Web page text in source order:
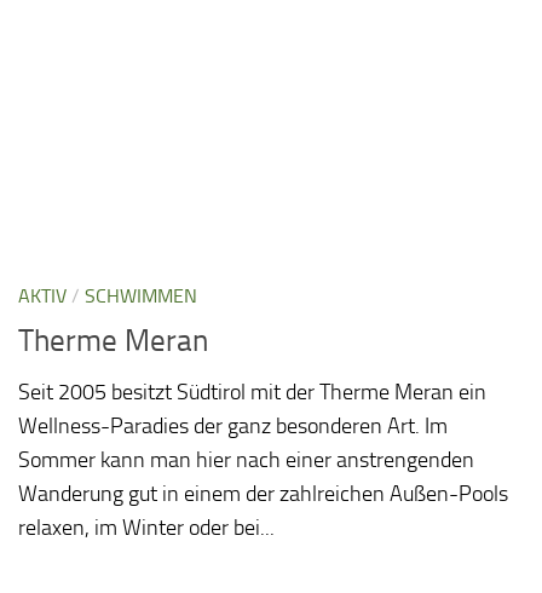
AKTIV / SCHWIMMEN
Therme Meran
Seit 2005 besitzt Südtirol mit der Therme Meran ein
Wellness-Paradies der ganz besonderen Art. Im
Sommer kann man hier nach einer anstrengenden
Wanderung gut in einem der zahlreichen Außen-Pools
relaxen, im Winter oder bei...